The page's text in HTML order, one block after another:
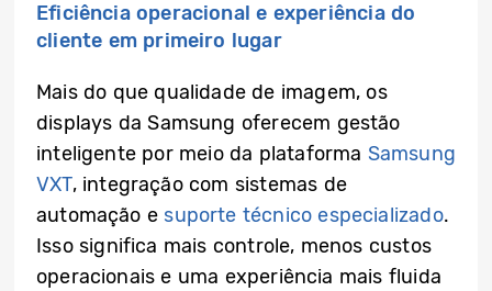
Eficiência operacional e experiência do
cliente em primeiro lugar
Mais do que qualidade de imagem, os
displays da Samsung oferecem gestão
inteligente por meio da plataforma Samsung
VXT, integração com sistemas de
automação e suporte técnico especializado.
Isso significa mais controle, menos custos
operacionais e uma experiência mais fluida